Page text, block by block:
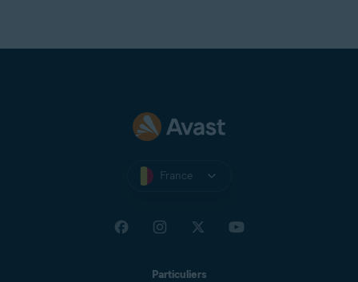
France
Particuliers